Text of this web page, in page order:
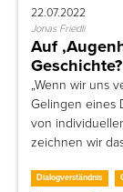
22.07.2022
Jonas Friedli
Auf
Geschichte?
„Wenn wir uns
Gelingen eines
von
zeichnen wir
Dialogverständnis